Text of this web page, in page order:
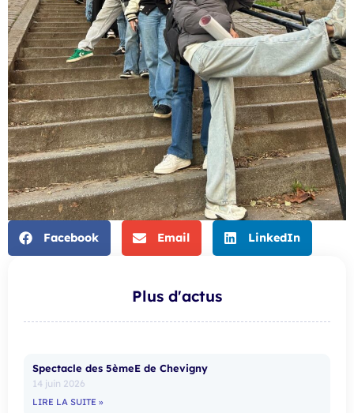
Facebook Email LinkedIn
Plus d'actus
Spectacle des 5èmeE de Chevigny
14 juin 2026
LIRE LA SUITE »